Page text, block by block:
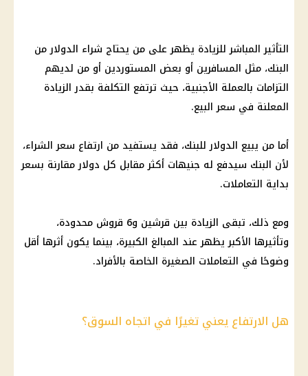
التأثير المباشر للزيادة يظهر على من يحتاج شراء الدولار من
البنك، مثل المسافرين أو بعض المستوردين أو من لديهم
التزامات بالعملة الأجنبية، حيث ترتفع التكلفة بقدر الزيادة
المعلنة في سعر البيع.
أما من يبيع الدولار للبنك، فقد يستفيد من ارتفاع سعر الشراء،
لأن البنك سيدفع له جنيهات أكثر مقابل كل دولار مقارنة بسعر
بداية التعاملات.
ومع ذلك، تبقى الزيادة بين قرشين و6 قروش محدودة،
وتأثيرها الأكبر يظهر عند المبالغ الكبيرة، بينما يكون أثرها أقل
وضوحًا في التعاملات الصغيرة الخاصة بالأفراد.
هل الارتفاع يعني تغيرًا في اتجاه السوق؟